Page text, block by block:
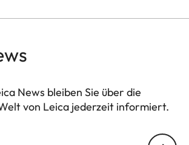
News bleiben Sie über die
von Leica jederzeit informiert.